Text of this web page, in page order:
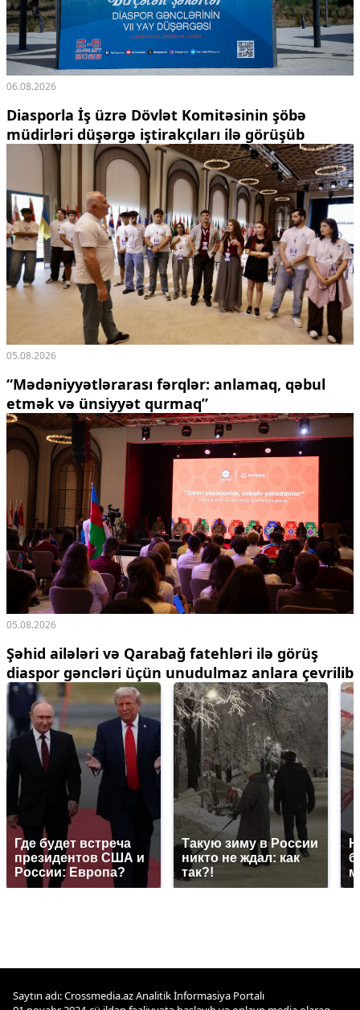
06.08.2026
Diasporla İş üzrə Dövlət Komitəsinin şöbə
müdirləri düşərgə iştirakçıları ilə görüşüb
05.08.2026
“Mədəniyyətlərarası fərqlər: anlamaq, qəbul
etmək və ünsiyyət qurmaq”
05.08.2026
Şəhid ailələri və Qarabağ fatehləri ilə görüş
diaspor gəncləri üçün unudulmaz anlara çevrilib
Где будет встреча
президентов США и
России: Европа?
Такую зиму в России
никто не ждал: как
так?!
Saytın adı: Crossmedia.az Analitik İnformasiya Portalı